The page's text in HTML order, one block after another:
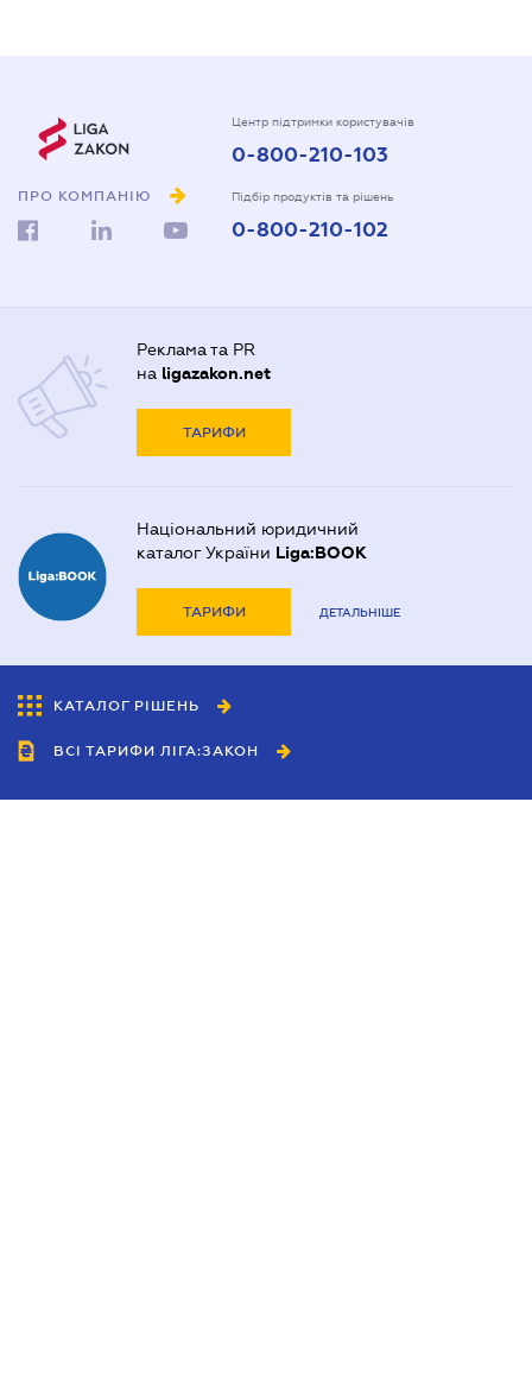
ПРО КОМПАНІЮ
Центр підтримки користувачів
0-800-210-103
Підбір продуктів та рішень
0-800-210-102
Реклама та PR
на ligazakon.net
ТАРИФИ
Національний юридичний
каталог України Liga:BOOK
ТАРИФИ ДЕТАЛЬНІШЕ
КАТАЛОГ РІШЕНЬ
ВСІ ТАРИФИ ЛІГА:ЗАКОН